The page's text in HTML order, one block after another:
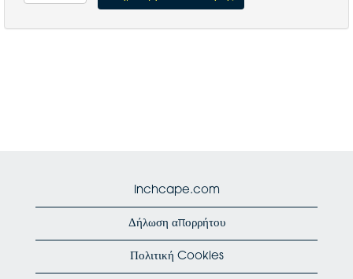
Inchcape.com
Δήλωση απορρήτου
Πολιτική Cookies